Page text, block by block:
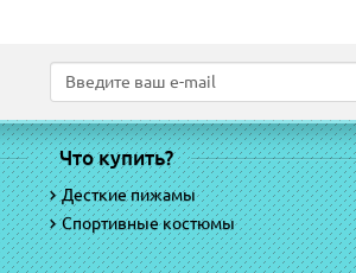
Что купить?
Десткие пижамы
Спортивные костюмы